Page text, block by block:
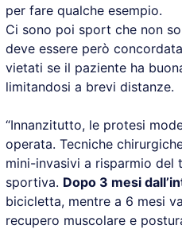
per fare qualche esempio.
Ci sono poi sport che non
deve essere però
vietati se il paziente ha
limitandosi a brevi distanze.
“Innanzitutto, le protesi
operata. Tecniche
mini-invasivi a risparmio del
sportiva. Dopo 3 mesi
bicicletta, mentre a 6 mesi
recupero muscolare e